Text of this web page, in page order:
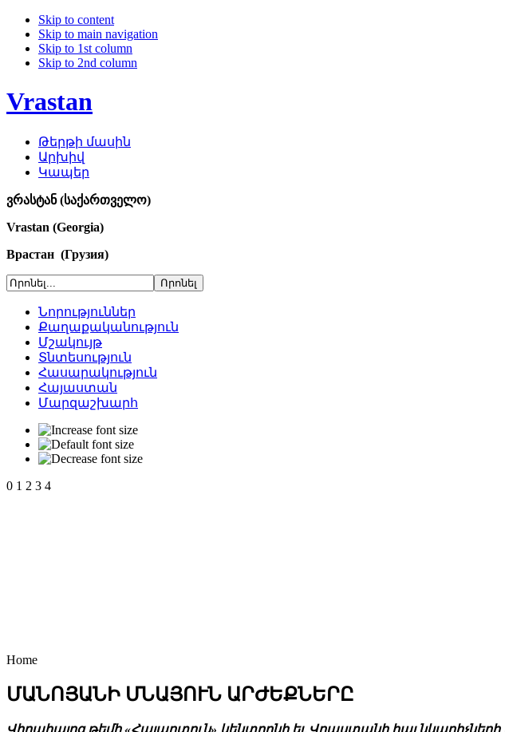
Skip to content
Skip to main navigation
Skip to 1st column
Skip to 2nd column
Vrastan
Թերթի մասին
Արխիվ
Կապեր
ვრასტან (საქართველო)
Vrastan (Georgia)
Врастан (Грузия)
Նորություններ
Քաղաքականություն
Մշակույթ
Տնտեսություն
Հասարակություն
Հայաստան
Մարզաշխարհ
0 1 2 3 4
Home
ՄԱՆՈՅԱՆԻ ՄՆԱՅՈՒՆ ԱՐԺԵՔՆԵՐԸ
Վիրահայոց թեմի «Հայարտուն» կենտրոնի եւ Վրաստանի հայ